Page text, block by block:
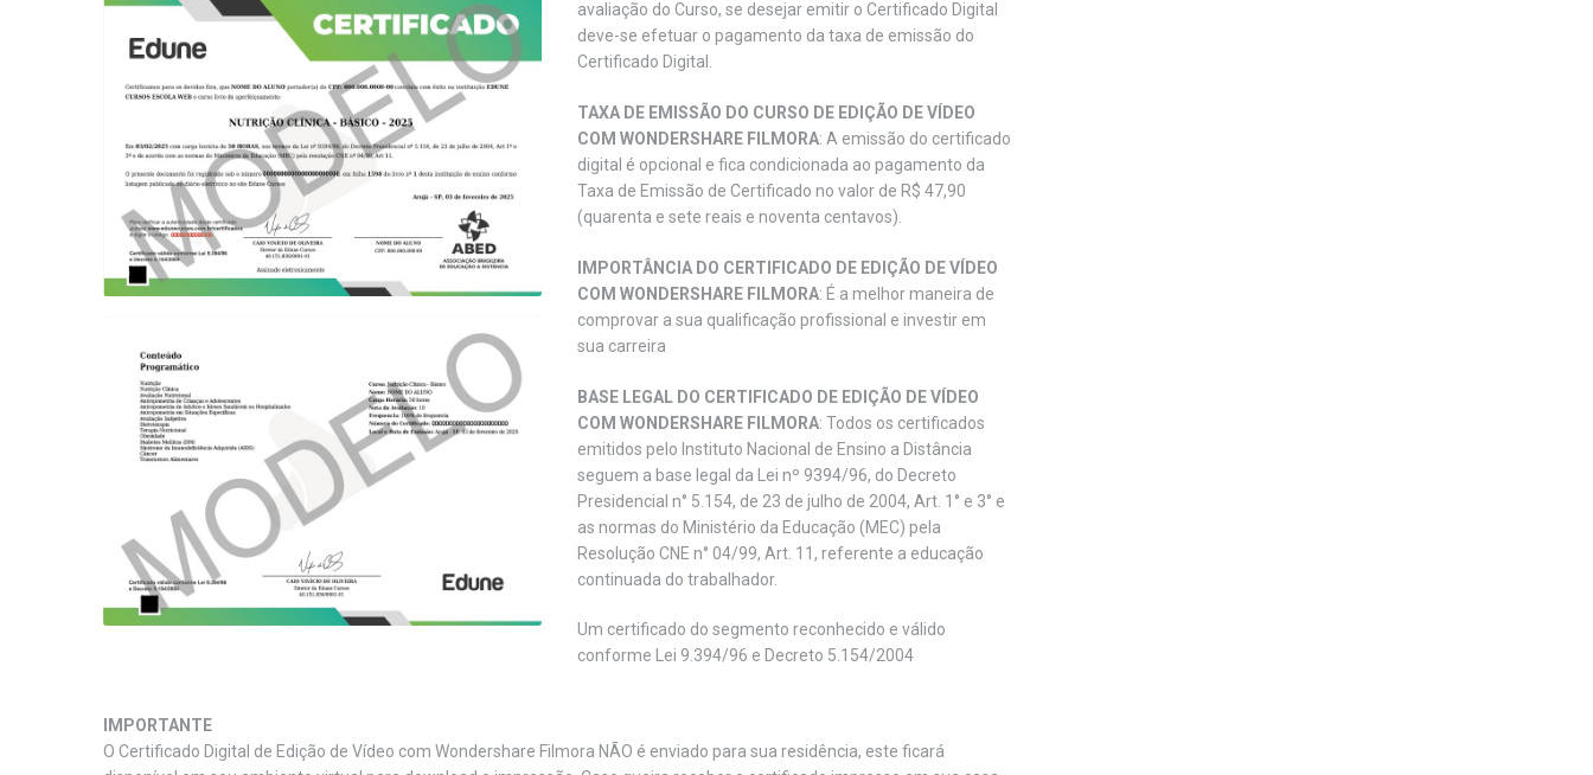
avaliação do Curso, se desejar emitir o Certificado Digital
deve-se efetuar o pagamento da taxa de emissão do
Certificado Digital.
TAXA DE EMISSÃO DO CURSO DE EDIÇÃO DE VÍDEO
COM WONDERSHARE FILMORA: A emissão do certificado
digital é opcional e fica condicionada ao pagamento da
Taxa de Emissão de Certificado no valor de R$ 47,90
(quarenta e sete reais e noventa centavos).
IMPORTÂNCIA DO CERTIFICADO DE EDIÇÃO DE VÍDEO
COM WONDERSHARE FILMORA: É a melhor maneira de
comprovar a sua qualificação profissional e investir em
sua carreira
BASE LEGAL DO CERTIFICADO DE EDIÇÃO DE VÍDEO
COM WONDERSHARE FILMORA: Todos os certificados
emitidos pelo Instituto Nacional de Ensino a Distância
seguem a base legal da Lei nº 9394/96, do Decreto
Presidencial n° 5.154, de 23 de julho de 2004, Art. 1° e 3° e
as normas do Ministério da Educação (MEC) pela
Resolução CNE n° 04/99, Art. 11, referente a educação
continuada do trabalhador.
Um certificado do segmento reconhecido e válido
conforme Lei 9.394/96 e Decreto 5.154/2004
IMPORTANTE
O Certificado Digital de Edição de Vídeo com Wondershare Filmora NÃO é enviado para sua residência, este ficará